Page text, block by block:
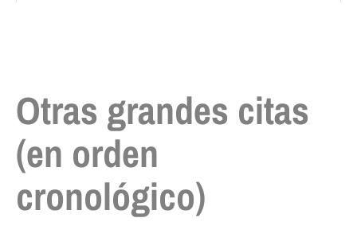
Otras grandes citas
(en orden
cronológico)